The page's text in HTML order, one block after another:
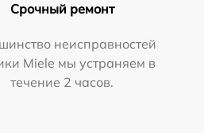
Срочный ремонт
неисправностей
Miele мы устраняем в
течение 2 часов.